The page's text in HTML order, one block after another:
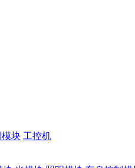
模块 工控机